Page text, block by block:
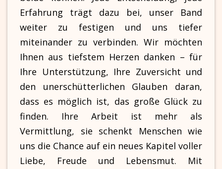
Erfahrung trägt dazu bei, unser Band
weiter zu festigen und uns tiefer
miteinander zu verbinden. Wir möchten
Ihnen aus tiefstem Herzen danken – für
Ihre Unterstützung, Ihre Zuversicht und
den unerschütterlichen Glauben daran,
dass es möglich ist, das große Glück zu
finden. Ihre Arbeit ist mehr als
Vermittlung, sie schenkt Menschen wie
uns die Chance auf ein neues Kapitel voller
Liebe, Freude und Lebensmut. Mit